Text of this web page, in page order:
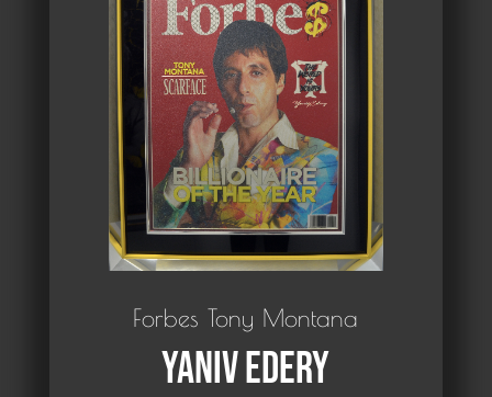
Forbes Tony Montana
Yaniv Edery